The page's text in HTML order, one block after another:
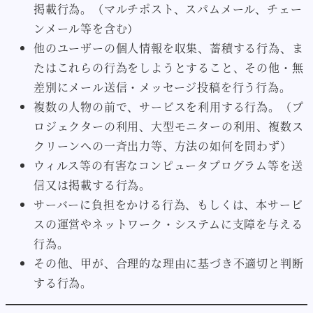
掲載行為。（マルチポスト、スパムメール、チェー
ンメール等を含む）
他のユーザーの個人情報を収集、蓄積する行為、ま
たはこれらの行為をしようとすること、その他・無
差別にメール送信・メッセージ投稿を行う行為。
複数の人物の前で、サービスを利用する行為。（プ
ロジェクターの利用、大型モニターの利用、複数ス
クリーンへの一斉出力等、方法の如何を問わず）
ウィルス等の有害なコンピュータプログラム等を送
信又は掲載する行為。
サーバーに負担をかける行為、もしくは、本サービ
スの運営やネットワーク・システムに支障を与える
行為。
その他、甲が、合理的な理由に基づき不適切と判断
する行為。